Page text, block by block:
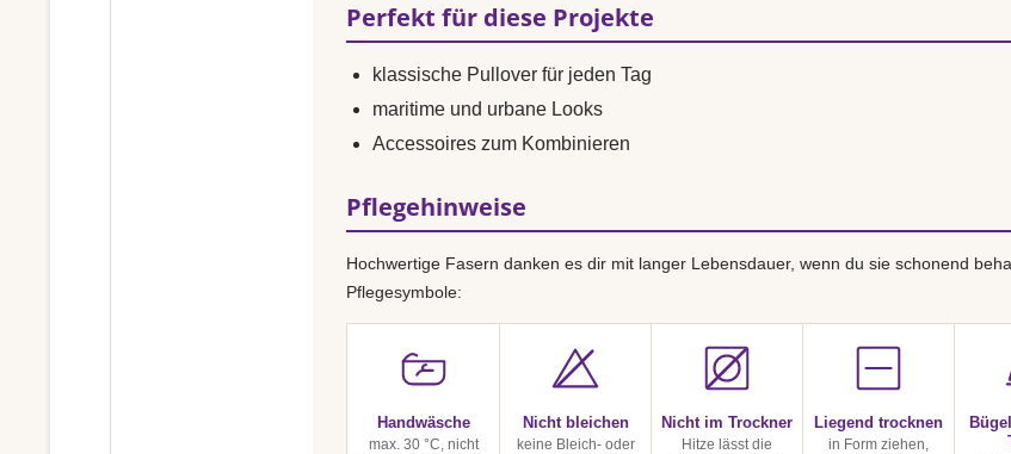
Perfekt für diese Projekte
klassische Pullover für jeden Tag
maritime und urbane Looks
Accessoires zum Kombinieren
Pflegehinweise
Hochwertige Fasern danken es dir mit langer Lebensdauer, wenn du sie schonend
Pflegesymbole:
Handwäsche
max. 30 °C, nicht
Nicht bleichen
keine Bleich- oder
Nicht im Trockner
Hitze lässt die
Liegend trocknen
in Form ziehen,